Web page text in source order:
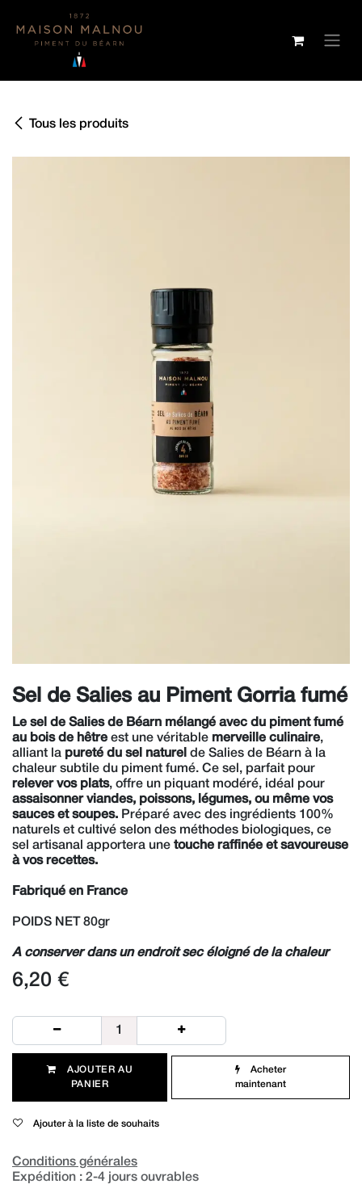
Tous les produits
Sel de Salies au Piment Gorria fumé
Le sel de Salies de Béarn mélangé avec du piment fumé
au bois de hêtre est une véritable merveille culinaire,
alliant la pureté du sel naturel de Salies de Béarn à la
chaleur subtile du piment fumé. Ce sel, parfait pour
relever vos plats, offre un piquant modéré, idéal pour
assaisonner viandes, poissons, légumes, ou même vos
sauces et soupes. Préparé avec des ingrédients 100%
naturels et cultivé selon des méthodes biologiques, ce
sel artisanal apportera une touche raffinée et savoureuse
à vos recettes.
Fabriqué en France
POIDS NET 80gr
A conserver dans un endroit sec éloigné de la chaleur
6,20 €
AJOUTER AU
PANIER​
Acheter
maintenant
Ajouter à la liste de souhaits
Conditions générales
Expédition : 2-4 jours ouvrables